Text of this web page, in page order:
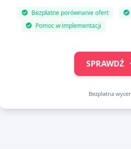
Bezpłatne porównanie ofert
Pomoc w implementacji
SPRAWDŹ
Bezpłatna